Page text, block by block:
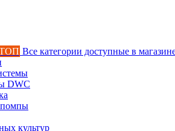
Все категории доступные в
DWC
культур